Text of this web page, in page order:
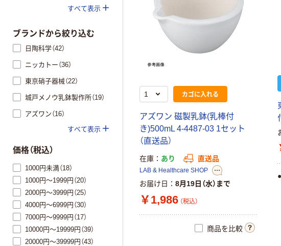
カゴに入れる
アズワン 磁製乳鉢(乳棒付
き)500mL 4-4487-03 1セット
（直送品）
在庫 あり 直送品
LAB & Healthcare SHOP
お届け日 8月19日（水）まで
￥1,986 （税込）
商品を比較
すべて表示
ブランドから絞り込む
日陶科学（42）
ニッカトー（36）
東京硝子器械（22）
城戸メノウ乳鉢製作所（19）
アズワン（16）
すべて表示
価格（税込）
1000円未満（18）
1000円～1999円（20）
2000円～3999円（25）
4000円～6999円（30）
7000円～9999円（17）
10000円～19999円（39）
20000円～39999円（43）